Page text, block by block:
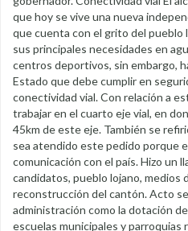
que hoy se vive una nueva
que cuenta con el grito del
sus principales necesidades en
centros deportivos, sin embargo,
Estado que debe cumplir en
conectividad vial. Con relación a
trabajar en el cuarto eje vial, en
45km de este eje. También se
sea atendido este pedido porque
comunicación con el país. Hizo un
candidatos, pueblo lojano, medios
reconstrucción del cantón. Acto
administración como la dotación
escuelas municipales y parroquias